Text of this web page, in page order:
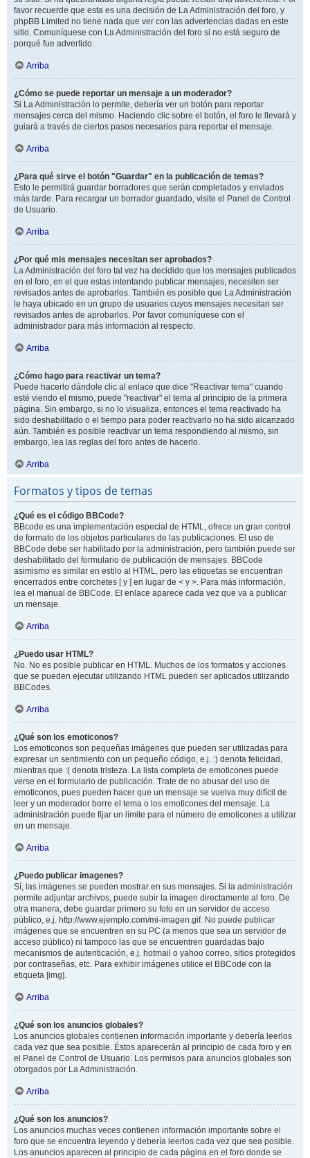
favor recuerde que esta es una decisión de La Administración del foro, y
phpBB Limited no tiene nada que ver con las advertencias dadas en este
sitio. Comuníquese con La Administración del foro si no está seguro de
porqué fue advertido.
Arriba
¿Cómo se puede reportar un mensaje a un moderador?
Si La Administración lo permite, debería ver un botón para reportar
mensajes cerca del mismo. Haciendo clic sobre el botón, el foro le llevará y
guiará a través de ciertos pasos necesarios para reportar el mensaje.
Arriba
¿Para qué sirve el botón "Guardar" en la publicación de temas?
Esto le permitirá guardar borradores que serán completados y enviados
más tarde. Para recargar un borrador guardado, visite el Panel de Control
de Usuario.
Arriba
¿Por qué mis mensajes necesitan ser aprobados?
La Administración del foro tal vez ha decidido que los mensajes publicados
en el foro, en el que estas intentando publicar mensajes, necesiten ser
revisados antes de aprobarlos. También es posible que La Administración
le haya ubicado en un grupo de usuarios cuyos mensajes necesitan ser
revisados antes de aprobarlos. Por favor comuníquese con el
administrador para más información al respecto.
Arriba
¿Cómo hago para reactivar un tema?
Puede hacerlo dándole clic al enlace que dice "Reactivar tema" cuando
esté viendo el mismo, puede "reactivar" el tema al principio de la primera
página. Sin embargo, si no lo visualiza, entonces el tema reactivado ha
sido deshabilitado o el tiempo para poder reactivarlo no ha sido alcanzado
aún. También es posible reactivar un tema respondiendo al mismo, sin
embargo, lea las reglas del foro antes de hacerlo.
Arriba
Formatos y tipos de temas
¿Qué es el código BBCode?
BBcode es una implementación especial de HTML, ofrece un gran control
de formato de los objetos particulares de las publicaciones. El uso de
BBCode debe ser habilitado por la administración, pero también puede ser
deshabilitado del formulario de publicación de mensajes. BBCode
asimismo es similar en estilo al HTML, pero las etiquetas se encuentran
encerrados entre corchetes [ y ] en lugar de < y >. Para más información,
lea el manual de BBCode. El enlace aparece cada vez que va a publicar
un mensaje.
Arriba
¿Puedo usar HTML?
No. No es posible publicar en HTML. Muchos de los formatos y acciones
que se pueden ejecutar utilizando HTML pueden ser aplicados utilizando
BBCodes.
Arriba
¿Qué son los emoticonos?
Los emoticonos son pequeñas imágenes que pueden ser utilizadas para
expresar un sentimiento con un pequeño código, e.j. :) denota felicidad,
mientras que :( denota tristeza. La lista completa de emoticones puede
verse en el formulario de publicación. Trate de no abusar del uso de
emoticonos, pues pueden hacer que un mensaje se vuelva muy difícil de
leer y un moderador borre el tema o los emoticones del mensaje. La
administración puede fijar un límite para el número de emoticones a utilizar
en un mensaje.
Arriba
¿Puedo publicar imagenes?
Sí, las imágenes se pueden mostrar en sus mensajes. Si la administración
permite adjuntar archivos, puede subir la imagen directamente al foro. De
otra manera, debe guardar primero su foto en un servidor de acceso
público, e.j. http://www.ejemplo.com/mi-imagen.gif. No puede publicar
imágenes que se encuentren en su PC (a menos que sea un servidor de
acceso público) ni tampoco las que se encuentren guardadas bajo
mecanismos de autenticación, e.j. hotmail o yahoo correo, sitios protegidos
por contraseñas, etc. Para exhibir imágenes utilice el BBCode con la
etiqueta [img].
Arriba
¿Qué son los anuncios globales?
Los anuncios globales contienen información importante y debería leerlos
cada vez que sea posible. Éstos aparecerán al principio de cada foro y en
el Panel de Control de Usuario. Los permisos para anuncios globales son
otorgados por La Administración.
Arriba
¿Qué son los anuncios?
Los anuncios muchas veces contienen información importante sobre el
foro que se encuentra leyendo y debería leerlos cada vez que sea posible.
Los anuncios aparecen al principio de cada página en el foro donde se